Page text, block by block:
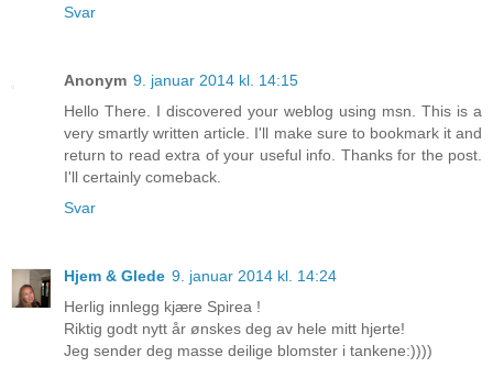
Svar
Anonym 9. januar 2014 kl. 14:15
Hello There. I discovered your weblog using msn. This is a
very smartly written article. I'll make sure to bookmark it and
return to read extra of your useful info. Thanks for the post.
I'll certainly comeback.
Svar
Hjem & Glede 9. januar 2014 kl. 14:24
Herlig innlegg kjære Spirea !
Riktig godt nytt år ønskes deg av hele mitt hjerte!
Jeg sender deg masse deilige blomster i tankene:))))